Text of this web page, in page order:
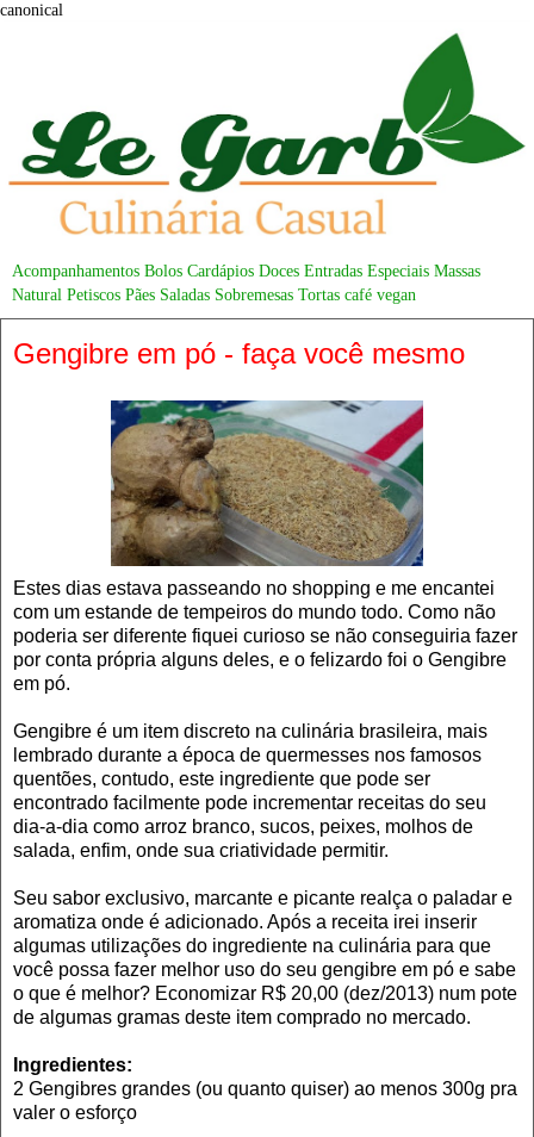
canonical
Acompanhamentos Bolos Cardápios Doces Entradas Especiais Massas
Natural Petiscos Pães Saladas Sobremesas Tortas café vegan
Gengibre em pó - faça você mesmo
Estes dias estava passeando no shopping e me encantei
com um estande de tempeiros do mundo todo. Como não
poderia ser diferente fiquei curioso se não conseguiria fazer
por conta própria alguns deles, e o felizardo foi o Gengibre
em pó.
Gengibre é um item discreto na culinária brasileira, mais
lembrado durante a época de quermesses nos famosos
quentões, contudo, este ingrediente que pode ser
encontrado facilmente pode incrementar receitas do seu
dia-a-dia como arroz branco, sucos, peixes, molhos de
salada, enfim, onde sua criatividade permitir.
Seu sabor exclusivo, marcante e picante realça o paladar e
aromatiza onde é adicionado. Após a receita irei inserir
algumas utilizações do ingrediente na culinária para que
você possa fazer melhor uso do seu gengibre em pó e sabe
o que é melhor? Economizar R$ 20,00 (dez/2013) num pote
de algumas gramas deste item comprado no mercado.
Ingredientes:
2 Gengibres grandes (ou quanto quiser) ao menos 300g pra
valer o esforço